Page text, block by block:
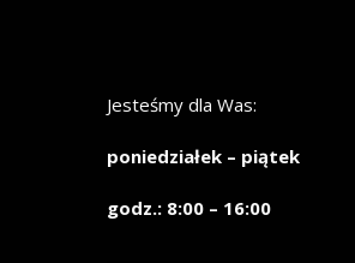
Jesteśmy dla Was:
poniedziałek – piątek
godz.: 8:00 – 16:00